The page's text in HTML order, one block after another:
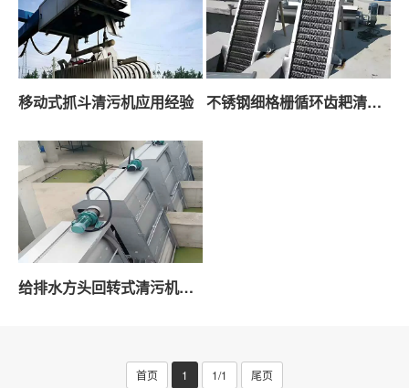
移动式抓斗清污机应用经验 不锈钢细格栅循环齿耙清污机应用经验
给排水方头回转式清污机安装应用经验
首页 1 1/1 尾页